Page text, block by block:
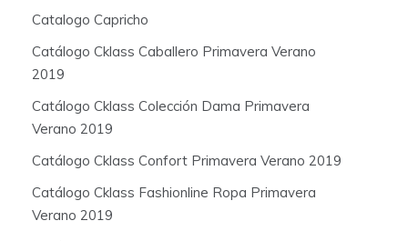
Catalogo Capricho
Catálogo Cklass Caballero Primavera Verano
2019
Catálogo Cklass Colección Dama Primavera
Verano 2019
Catálogo Cklass Confort Primavera Verano 2019
Catálogo Cklass Fashionline Ropa Primavera
Verano 2019